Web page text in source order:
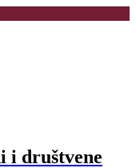
i društvene